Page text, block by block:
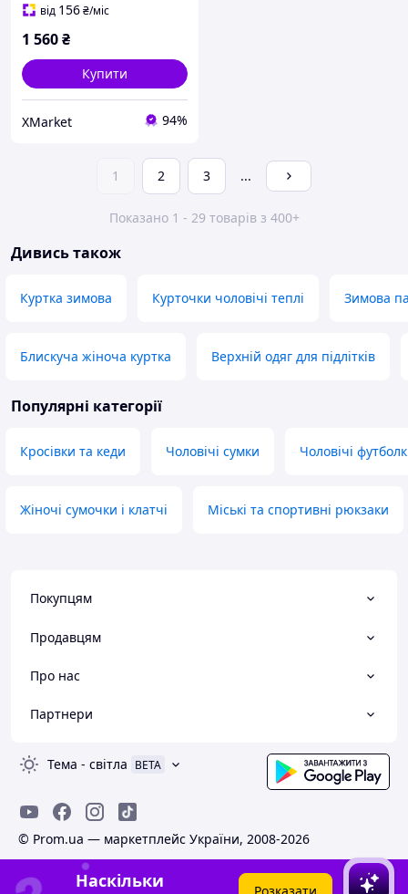
від 156₴/міс
1 560₴
Купити
XMarket 94%
1 2 3 ...
Показано 1 - 29 товарів з 400+
Дивись також
Куртка зимова Курточки чоловічі теплі Зимова
Блискуча жіноча куртка Верхній одяг для підлітків
Популярні категорії
Кросівки та кеди Чоловічі сумки Чоловічі
Жіночі сумочки і клатчі Міські та спортивні рюкзаки
Покупцям
Продавцям
Про нас
Партнери
Тема - світла BETA
© Prom.ua — маркетплейс України, 2008-2026
Наскільки